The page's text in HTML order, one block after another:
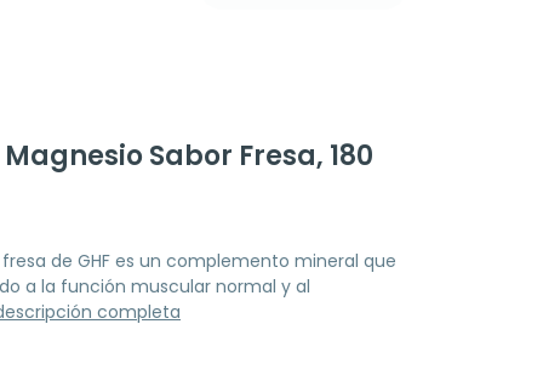
Sabor Fresa, 180
de GHF es un complemento mineral que
a la función muscular normal y al
completa